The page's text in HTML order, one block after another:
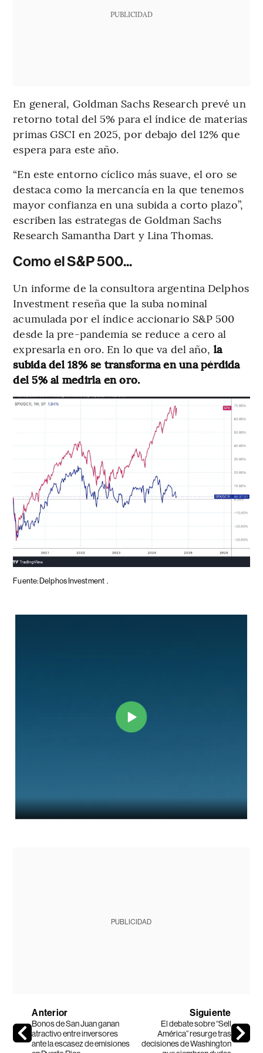
PUBLICIDAD
En general, Goldman Sachs Research prevé un
retorno total del 5% para el índice de materias
primas GSCI en 2025, por debajo del 12% que
espera para este año.
“En este entorno cíclico más suave, el oro se
destaca como la mercancía en la que tenemos
mayor confianza en una subida a corto plazo”,
escriben las estrategas de Goldman Sachs
Research Samantha Dart y Lina Thomas.
Como el S&P 500...
Un informe de la consultora argentina Delphos
Investment reseña que la suba nominal
acumulada por el índice accionario S&P 500
desde la pre-pandemia se reduce a cero al
expresarla en oro. En lo que va del año, la
subida del 18% se transforma en una pérdida
del 5% al medirla en oro.
Fuente: Delphos Investment .
PUBLICIDAD
Anterior
Bonos de San Juan ganan
atractivo entre inversores
ante la escasez de emisiones
Siguiente
El debate sobre “Sell
América” resurge tras
decisiones de Washington